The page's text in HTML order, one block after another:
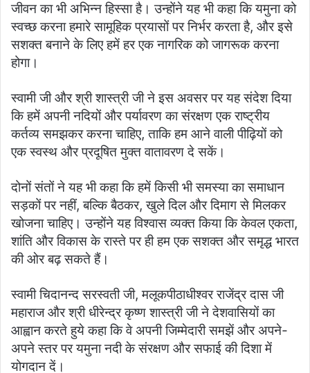
जीवन का भी अभिन्न हिस्सा है। उन्होंने यह भी कहा कि यमुना को
स्वच्छ करना हमारे सामूहिक प्रयासों पर निर्भर करता है, और इसे
सशक्त बनाने के लिए हमें हर एक नागरिक को जागरूक करना
होगा।
स्वामी जी और श्री शास्त्री जी ने इस अवसर पर यह संदेश दिया
कि हमें अपनी नदियों और पर्यावरण का संरक्षण एक राष्ट्रीय
कर्तव्य समझकर करना चाहिए, ताकि हम आने वाली पीढ़ियों को
एक स्वस्थ और प्रदूषित मुक्त वातावरण दे सकें।
दोनों संतों ने यह भी कहा कि हमें किसी भी समस्या का समाधान
सड़कों पर नहीं, बल्कि बैठकर, खुले दिल और दिमाग से मिलकर
खोजना चाहिए। उन्होंने यह विश्वास व्यक्त किया कि केवल एकता,
शांति और विकास के रास्ते पर ही हम एक सशक्त और समृद्ध भारत
की ओर बढ़ सकते हैं।
स्वामी चिदानन्द सरस्वती जी, मलूकपीठाधीश्वर राजेंद्र दास जी
महाराज और श्री धीरेन्द्र कृष्ण शास्त्री जी ने देशवासियों का
आह्वान करते हुये कहा कि वे अपनी जिम्मेदारी समझें और अपने-
अपने स्तर पर यमुना नदी के संरक्षण और सफाई की दिशा में
योगदान दें।